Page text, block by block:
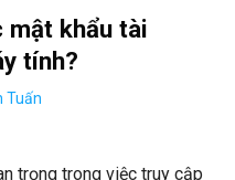
mật khẩu tài
tính?
Tuấn
trọng trong việc truy cập